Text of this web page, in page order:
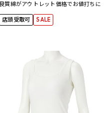
良質綿がアウトレット価格でお値打ちに
店頭受取可 SALE